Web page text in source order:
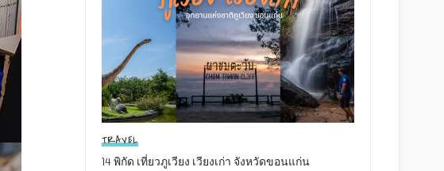
TRAVEL
14 พิกัด เที่ยวภูเวียง เวียงเก่า จังหวัดขอนแก่น